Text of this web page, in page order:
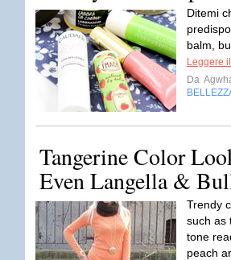
Ditemi
balm,
Leggere
Da
Tangerine Color
Even Langella &
Trendy
such as
tone
peach